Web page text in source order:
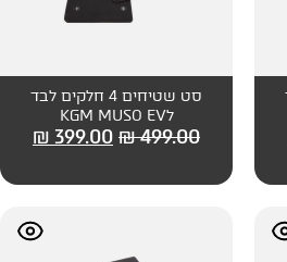
סט שטיחים 4 חלקים לבד
399.00
₪